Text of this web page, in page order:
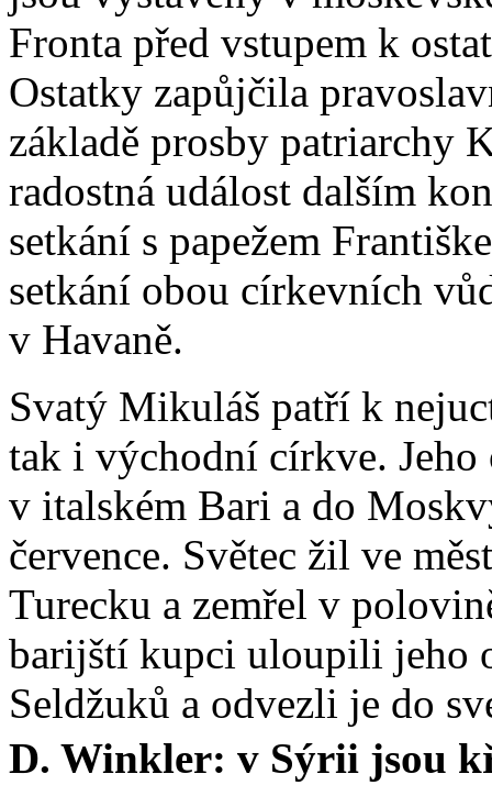
Fronta před vstupem k
Ostatky zapůjčila
základě prosby patriarchy
radostná událost dalším
setkání s papežem
setkání obou církevních
v Havaně.
Svatý Mikuláš patří k
tak i východní církve.
v italském Bari a do
července. Světec žil ve
Turecku a zemřel v
barijští kupci uloupili jeho
Seldžuků a odvezli je do
D. Winkler: v Sýrii jsou